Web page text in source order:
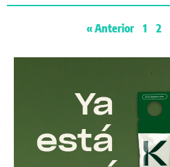
« Anterior 1 2